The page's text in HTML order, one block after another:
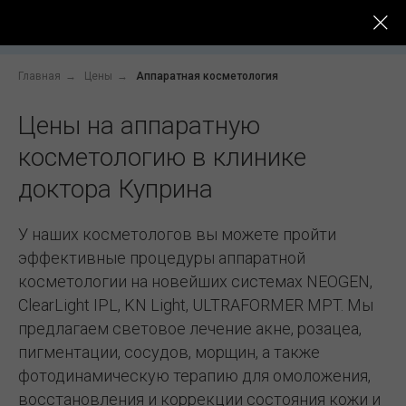
Главная → Цены → Аппаратная косметология
Цены на аппаратную
косметологию в клинике
доктора Куприна
У наших косметологов вы можете пройти
эффективные процедуры аппаратной
косметологии на новейших системах NEOGEN,
ClearLight IPL, KN Light, ULTRAFORMER MPT. Мы
предлагаем световое лечение акне, розацеа,
пигментации, сосудов, морщин, а также
фотодинамическую терапию для омоложения,
восстановления и коррекции состояния кожи и